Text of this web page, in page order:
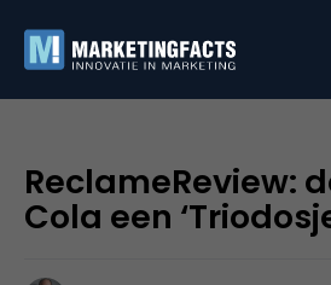
ReclameReview:
Cola een